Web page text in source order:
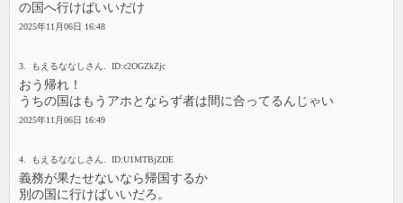
の国へ行けばいいだけ
2025年11月06日 16:48
3. もえるななしさん. ID:c2OGZkZjc
おう帰れ！
うちの国はもうアホとならず者は間に合ってるんじゃい
2025年11月06日 16:49
4. もえるななしさん. ID:U1MTBjZDE
義務が果たせないなら帰国するか
別の国に行けばいいだろ。